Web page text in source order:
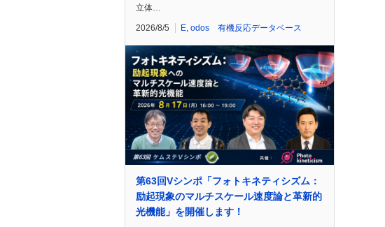
立体…
2026/8/5 E odos 有機反応データベース
第63回Vシンポ「フォトキネティシズム：
励起現象のマルチスケール速度論と革新的
光機能」を開催します！